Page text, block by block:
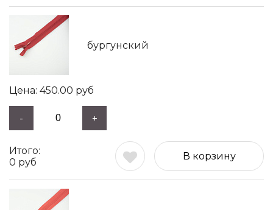
бургунский
450.00 руб
- +
0 руб
В корзину